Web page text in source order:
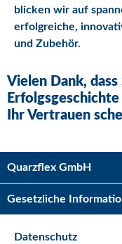
blicken wir auf
erfolgreiche,
und Zubehör.
Vielen Dank, dass
Ihr Vertrauen
Quarzflex GmbH
Gesetzliche
Datenschutz